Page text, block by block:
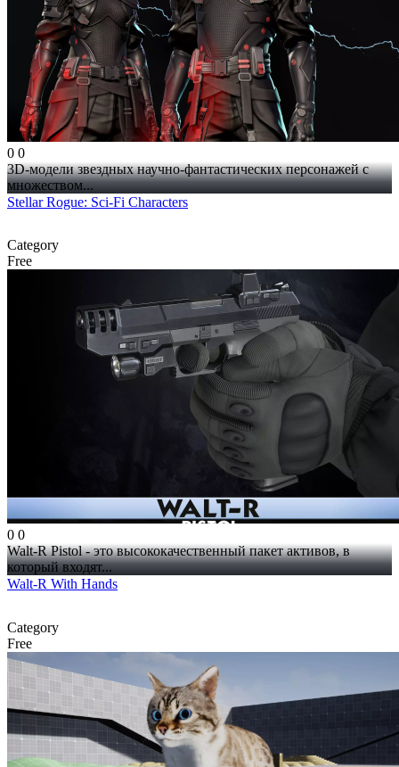
0 0
3D-модели звездных научно-фантастических персонажей с
множеством...
Stellar Rogue: Sci-Fi Characters
Category
Free
0 0
Walt-R Pistol - это высококачественный пакет активов, в
который входят...
Walt-R With Hands
Category
Free